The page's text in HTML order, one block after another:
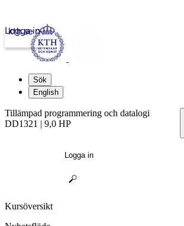
kth.se
Logga in
Sök
English
Tillämpad programmering och datalogi
DD1321 | 9,0 HP
Logga in
Kursöversikt